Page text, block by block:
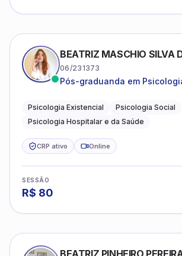
BEATRIZ MASCHIO SILVA
06/231373
Pós-graduanda em
da Saúde.
Psicologia Existencial
Psicologia Social
Psicologia Hospitalar e da Saúde
CRP ativo Online
SESSÃO
R$ 80
BEATRIZ PINHEIRO